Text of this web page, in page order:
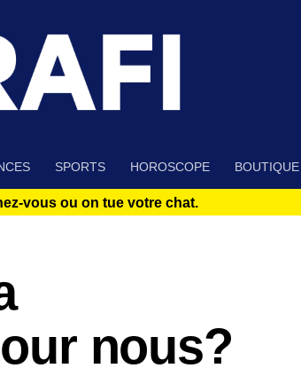
SPORTS HOROSCOPE BOUTIQUE
vous ou on tue votre chat.
nous?